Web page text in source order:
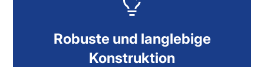
Robuste und langlebige
Konstruktion